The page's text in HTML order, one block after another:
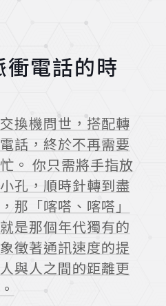
衝電話的時
換機問世，搭配轉
話，終於不再需要
。 你只需將手指放
孔，順時針轉到盡
那「喀嗒、喀嗒」
是那個年代獨有的
徵著通訊速度的提
與人之間的距離更